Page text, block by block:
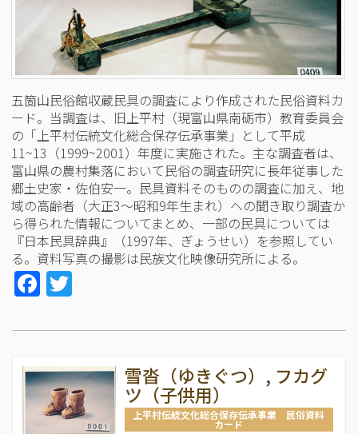
五箇山民俗館収蔵民具の調査により作成された民俗資料カ
ード。当調査は、旧上平村（現富山県南砺市）教育委員会
の「上平村伝統文化総合保存伝承事業」として平成
11~13（1999~2001）年度に実施された。主な調査者は、
富山県の農村集落において民俗の調査研究に長年従事した
郷土史家・佐伯安一。民具資料そのものの調査に加え、地
域の高齢者（大正3～昭和9年生まれ）への聞き取り調査か
ら得られた情報についてまとめ、一部の民具については
『日本民具辞典』（1997年、ぎょうせい）を参照してい
る。資料写真の撮影は民族文化映像研究所による。
Facebook
雪沓（ゆきぐつ） , フカグ
ツ（子供用）
上平村伝統文化総合保存伝承事業 民俗資料
カード